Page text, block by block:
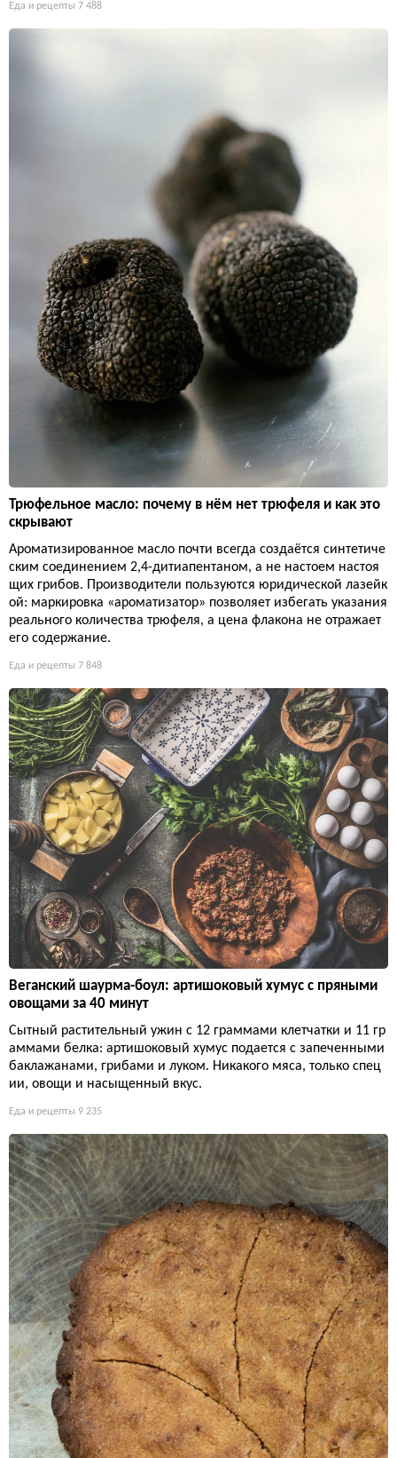
Еда и рецепты 7 488
Трюфельное масло: почему в нём нет трюфеля и как это
скрывают
Ароматизированное масло почти всегда создаётся синтетиче
ским соединением 2,4-дитиапентаном, а не настоем настоя
щих грибов. Производители пользуются юридической лазейк
ой: маркировка «ароматизатор» позволяет избегать указания
реального количества трюфеля, а цена флакона не отражает
его содержание.
Еда и рецепты 7 848
Веганский шаурма-боул: артишоковый хумус с пряными
овощами за 40 минут
Сытный растительный ужин с 12 граммами клетчатки и 11 гр
аммами белка: артишоковый хумус подается с запеченными
баклажанами, грибами и луком. Никакого мяса, только спец
ии, овощи и насыщенный вкус.
Еда и рецепты 9 235